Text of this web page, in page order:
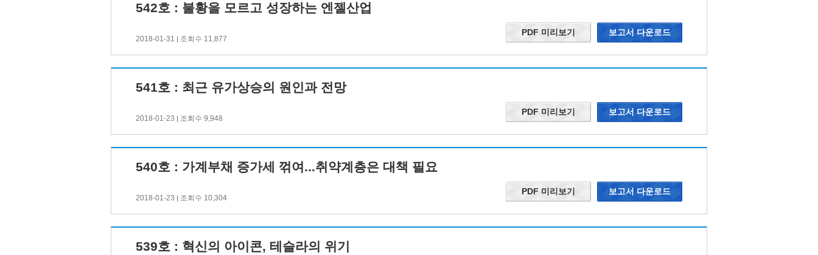
542호 : 불황을 모르고 성장하는 엔젤산업
2018-01-31 | 조회수 11,877
PDF 미리보기 보고서 다운로드
541호 : 최근 유가상승의 원인과 전망
2018-01-23 | 조회수 9,948
PDF 미리보기 보고서 다운로드
540호 : 가계부채 증가세 꺾여...취약계층은 대책 필요
2018-01-23 | 조회수 10,304
PDF 미리보기 보고서 다운로드
539호 : 혁신의 아이콘, 테슬라의 위기